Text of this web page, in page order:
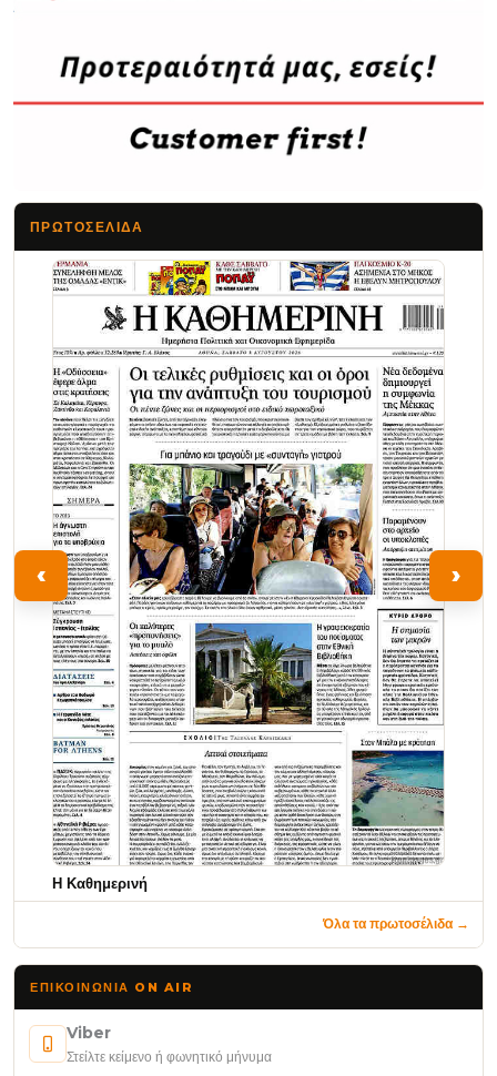
ΠΡΩΤΟΣΈΛΙΔΑ
‹
Η Καθημερινή
›
Όλα τα πρωτοσέλιδα →
ΕΠΙΚΟΙΝΩΝΊΑ ON AIR
Viber
Στείλτε κείμενο ή φωνητικό μήνυμα